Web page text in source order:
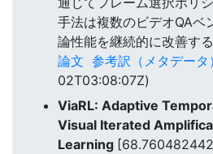
手法は複数のビデオQAベ
論性能を継続的に改善する
論文 参考訳（メタデータ）
02T03:08:07Z)
ViaRL: Adaptive
Visual Iterated
Learning